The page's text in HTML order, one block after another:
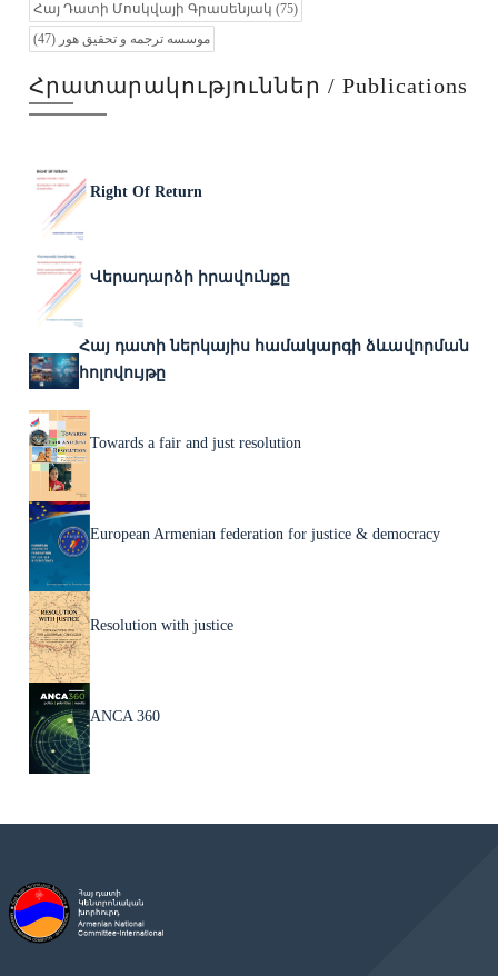
Հայ Դատի Մոսկվայի Գրասենյակ (75)
موسسه ترجمه و تحقیق هور (47)
Հրատարակություններ / Publications
Right Of Return
Վերադարձի իրավունքը
Հայ դատի ներկայիս համակարգի ձևավորման
հոլովույթը
Towards a fair and just resolution
European Armenian federation for justice & democracy
Resolution with justice
ANCA 360